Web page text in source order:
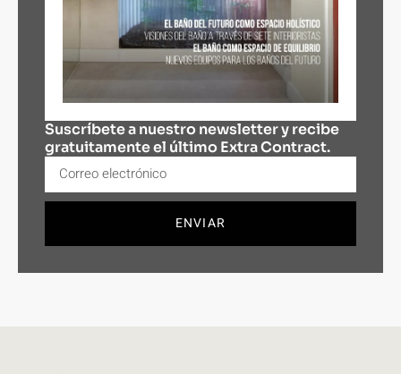
Suscríbete a nuestro newsletter y recibe
gratuitamente el último Extra Contract.
ENVIAR